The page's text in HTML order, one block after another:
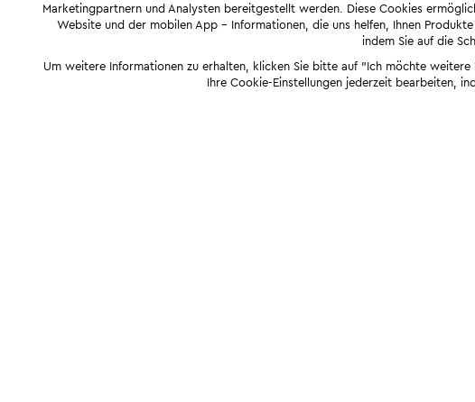
Marketingpartnern und Analysten bereitgestellt werden. Diese Cookies
Website und der mobilen App - Informationen, die uns helfen, Ihnen
indem Sie auf die
Um weitere Informationen zu erhalten, klicken Sie bitte auf "Ich möchte
Ihre Cookie-Einstellungen jederzeit bearbeiten,